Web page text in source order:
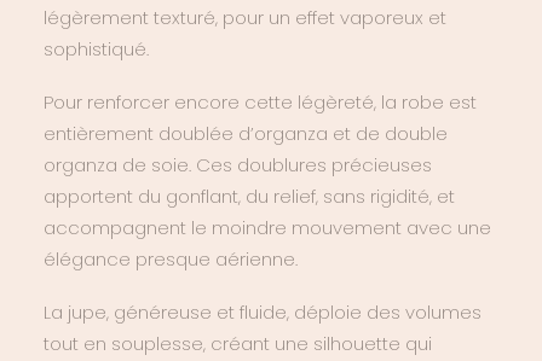
légèrement texturé, pour un effet vaporeux et
sophistiqué.
Pour renforcer encore cette légèreté, la robe est
entièrement doublée d’organza et de double
organza de soie. Ces doublures précieuses
apportent du gonflant, du relief, sans rigidité, et
accompagnent le moindre mouvement avec une
élégance presque aérienne.
La jupe, généreuse et fluide, déploie des volumes
tout en souplesse, créant une silhouette qui